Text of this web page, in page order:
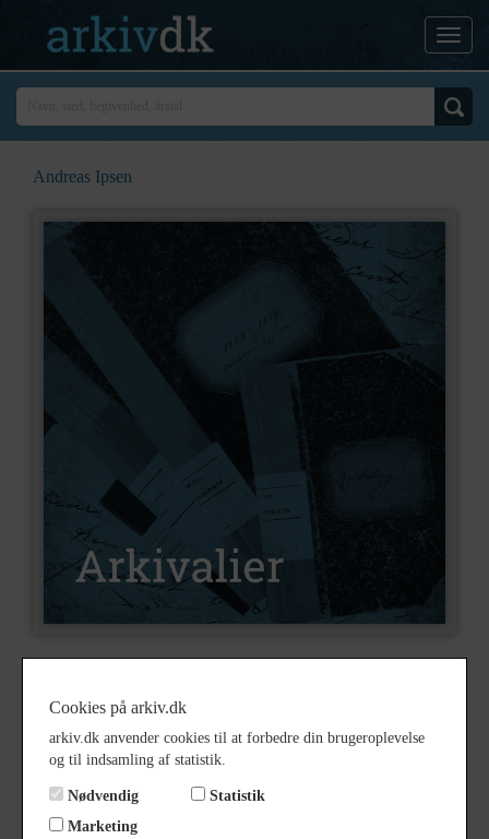
Andreas Ipsen
Type
Arkivskaber Andreas Ipsen
Beskrivelse Andreas Ipsen, privatarkiv
Født/stiftet
Cookies på arkiv.dk
arkiv.dk anvender cookies til at forbedre din brugeroplevelse
og til indsamling af statistik.
Nødvendig
Statistik
Marketing